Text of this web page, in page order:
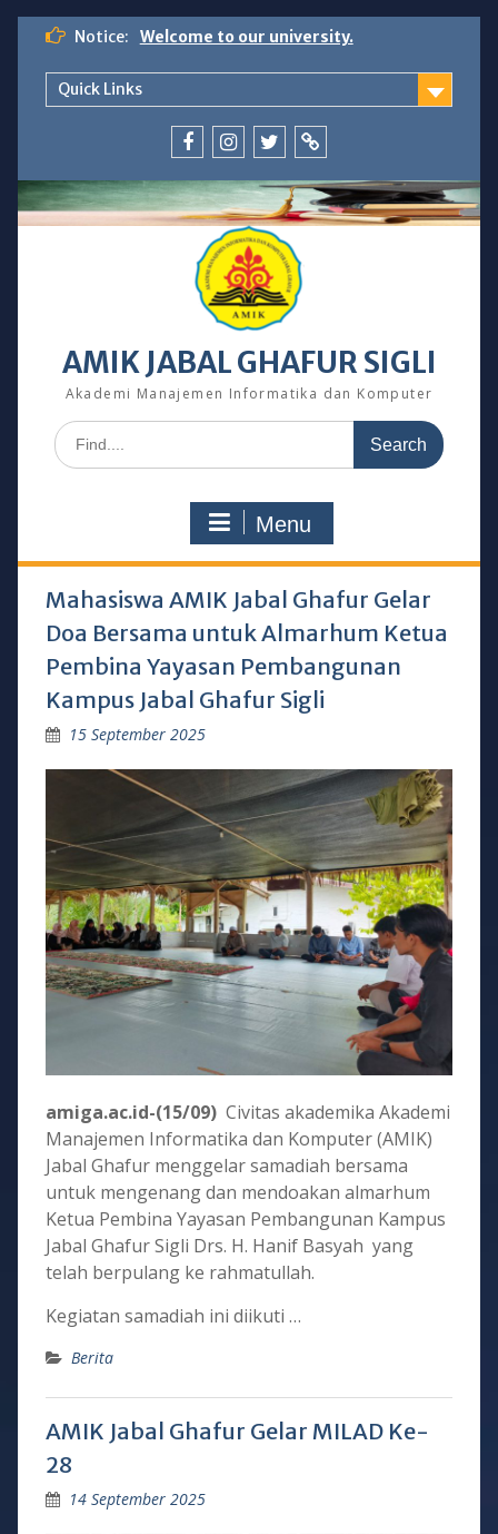
Skip
content
Notice: Welcome to our university.
Quick Links
AMIK JABAL GHAFUR SIGLI
Akademi Manajemen Informatika dan Komputer
Search
for:
Menu
Mahasiswa AMIK Jabal Ghafur Gelar
Doa Bersama untuk Almarhum Ketua
Pembina Yayasan Pembangunan
Kampus Jabal Ghafur Sigli
15 September 2025
amiga.ac.id-(15/09) Civitas akademika Akademi
Manajemen Informatika dan Komputer (AMIK)
Jabal Ghafur menggelar samadiah bersama
untuk mengenang dan mendoakan almarhum
Ketua Pembina Yayasan Pembangunan Kampus
Jabal Ghafur Sigli Drs. H. Hanif Basyah yang
telah berpulang ke rahmatullah.
Kegiatan samadiah ini diikuti …
Berita
AMIK Jabal Ghafur Gelar MILAD Ke-
28
14 September 2025